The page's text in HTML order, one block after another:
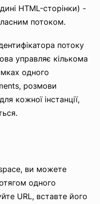
HTML-сторінки) -
потоком.
потоку
управляє кількома
одного
розмови
кожної інстанції,
ви можете
одного
URL, вставте його